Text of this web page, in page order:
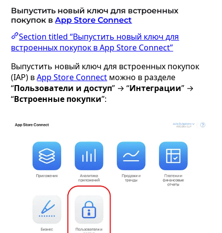
Выпустить новый ключ для встроенных
покупок вApp Store Connect
Section titled “Выпустить новый ключ для
встроенных покупок в App Store Connect”
Выпустить новый ключ для встроенных покупок
(IAP) вApp Store Connect можно в разделе
“Пользователи и доступ” → “Интеграции” →
“Встроенные покупки”: